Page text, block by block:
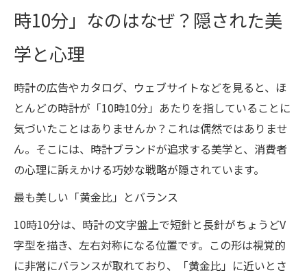
時10分」なのはなぜ？隠された美
学と心理
時計の広告やカタログ、ウェブサイトなどを見ると、ほ
とんどの時計が「10時10分」あたりを指していることに
気づいたことはありませんか？これは偶然ではありませ
ん。そこには、時計ブランドが追求する美学と、消費者
の心理に訴えかける巧妙な戦略が隠されています。
最も美しい「黄金比」とバランス
10時10分は、時計の文字盤上で短針と長針がちょうどV
字型を描き、左右対称になる位置です。この形は視覚的
に非常にバランスが取れており、「黄金比」に近いとさ